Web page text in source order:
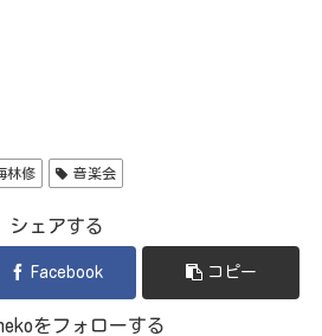
林修 音楽会
シェアする
Facebook コピー
をフォローする